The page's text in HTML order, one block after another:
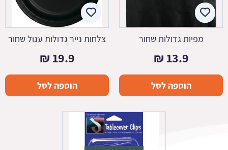
מפיות גדולות שחור
13.9
₪
הוספה לסל
צלחות נייר גדולות עגול שחור
19.9
₪
הוספה לסל